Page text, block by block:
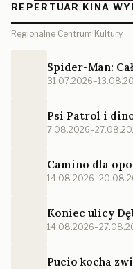
REPERTUAR KINA
Regionalne Centrum Kultury
Spider-Man:
Psi Patrol i
Camino dla
Koniec ulicy
Pucio kocha